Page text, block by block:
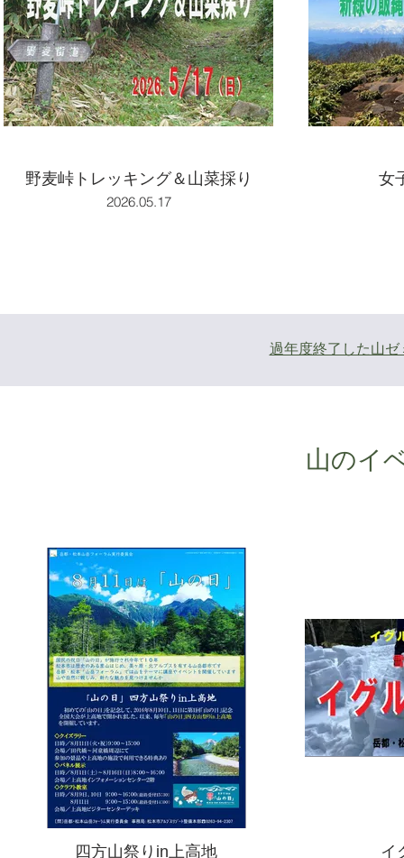
野麦峠トレッキング＆山菜採り
2026.05.17
女
過年度終了した山
山のイ
四方山祭りin上高地 イ